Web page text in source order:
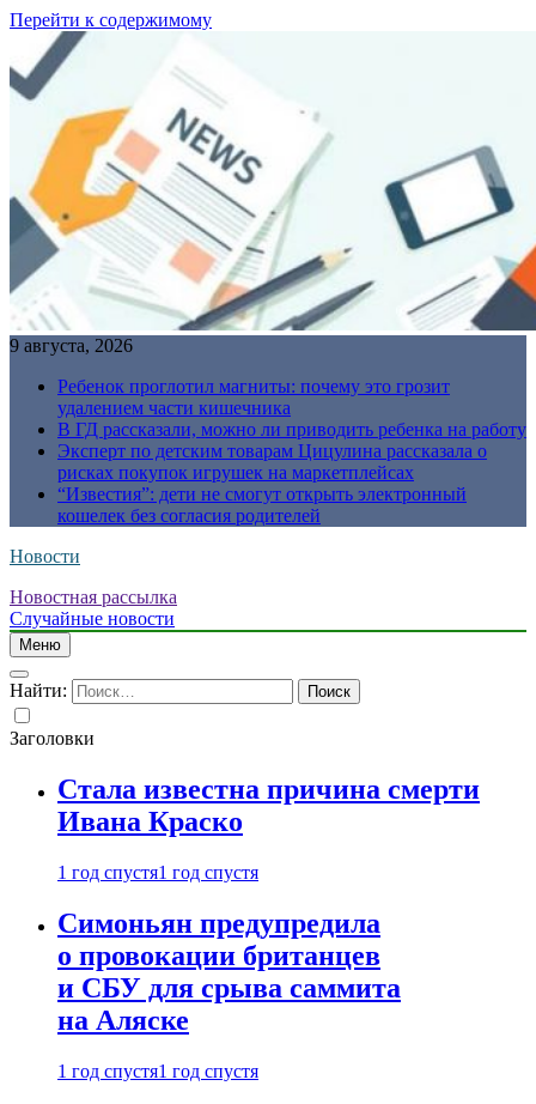
Перейти к содержимому
9 августа, 2026
Ребенок проглотил магниты: почему это грозит
удалением части кишечника
В ГД рассказали, можно ли приводить ребенка на работу
Эксперт по детским товарам Цицулина рассказала о
рисках покупок игрушек на маркетплейсах
“Известия”: дети не смогут открыть электронный
кошелек без согласия родителей
Новости
Новостная рассылка
Случайные новости
Меню
Найти:
Заголовки
Стала известна причина смерти
Ивана Краско
1 год спустя1 год спустя
Симоньян предупредила
о провокации британцев
и СБУ для срыва саммита
на Аляске
1 год спустя1 год спустя